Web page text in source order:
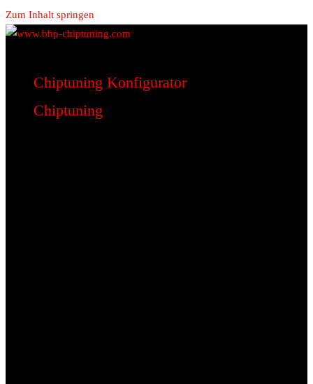
Zum Inhalt springen
www.bhp-chiptuning.com
BHP Motorsport
Chiptuning Konfigurator
Chiptuning